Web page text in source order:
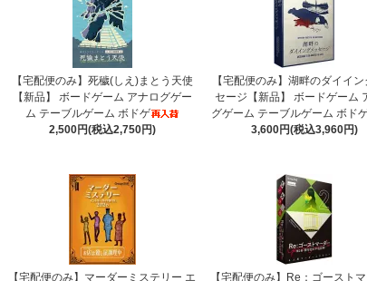
【宅配便のみ】死穢(しえ)まとう天使
【新品】 ボードゲーム アナログゲー
ム テーブルゲーム ボドゲ
2,500円(税込2,750円)
【宅配便のみ】湖畔のダイイン
セージ【新品】 ボードゲーム
グゲーム テーブルゲーム ボド
3,600円(税込3,960円)
【宅配便のみ】マーダーミステリー エ
【宅配便のみ】Re：ゴースト